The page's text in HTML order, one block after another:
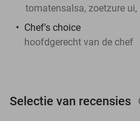
tomatensalsa, zoetzure
Chef's choice
hoofdgerecht van de chef
Selectie van recensies